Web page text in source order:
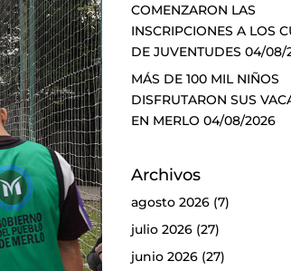
COMENZARON LAS
INSCRIPCIONES A LOS
DE JUVENTUDES 04/08/
MÁS DE 100 MIL NIÑOS
DISFRUTARON SUS
EN MERLO 04/08/2026
Archivos
agosto 2026(7)
julio 2026(27)
junio 2026(27)